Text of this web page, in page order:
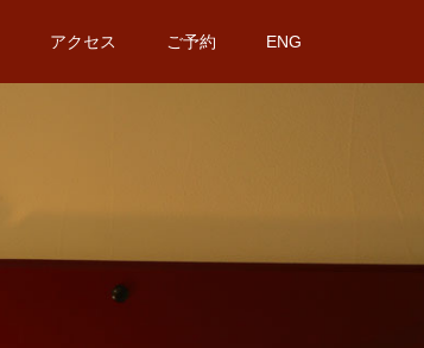
アクセス ご予約 ENG